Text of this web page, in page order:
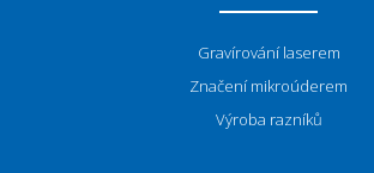
Gravírování laserem
Značení mikroúderem
Výroba razníků